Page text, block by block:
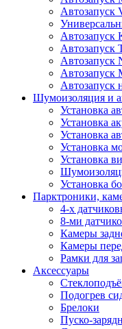
Автозапуск
Автозапуск
Автозапуск
Автозапуск
Автозапуск
Автозапуск
Шумоизоляция и
Установка
Установка
Установка
Установка
Установка
Установка
Парктроники,
4-х
8-ми
Камеры
Камеры
Рамки для
Аксессуары
Подогрев
Брелоки
Пуско-